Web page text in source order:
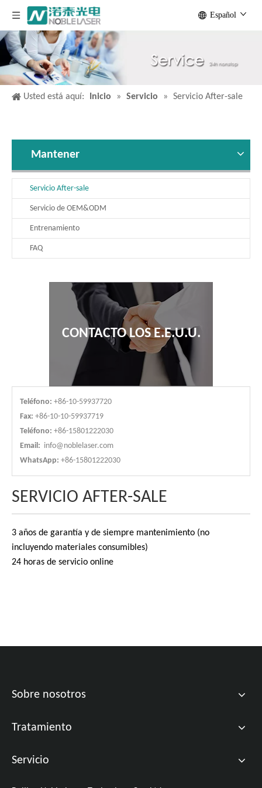
Español
Usted está aquí: Inicio » Servicio » Servicio After-sale
Mantener
Servicio After-sale
Servicio de OEM&ODM
Entrenamiento
FAQ
CONTACTO LOS E.E.U.U.
Teléfono: +86-10-59937720
Fax: +86-10-10-59937719
Teléfono: +86-15801222030
Email: info@noblelaser.com
WhatsApp: +86-15801222030
SERVICIO AFTER-SALE
3 años de garantía y de siempre mantenimiento (no
incluyendo materiales consumibles)
24 horas de servicio online
Sobre nosotros
Tratamiento
Servicio